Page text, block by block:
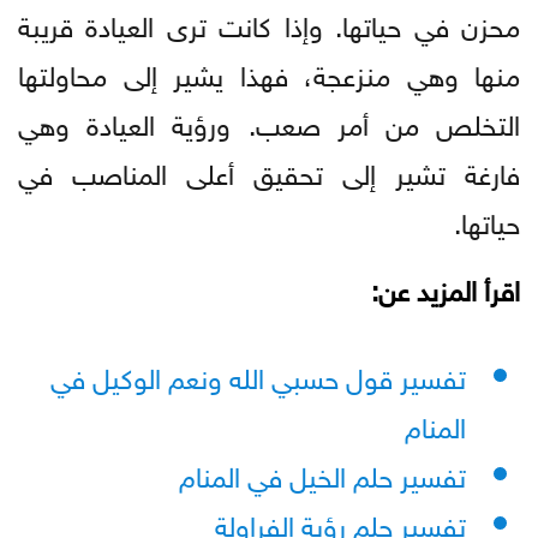
محزن في حياتها. وإذا كانت ترى العيادة قريبة
منها وهي منزعجة، فهذا يشير إلى محاولتها
التخلص من أمر صعب. ورؤية العيادة وهي
فارغة تشير إلى تحقيق أعلى المناصب في
حياتها.
اقرأ المزيد عن:
تفسير قول حسبي الله ونعم الوكيل في
المنام
تفسير حلم الخيل في المنام
تفسير حلم رؤية الفراولة